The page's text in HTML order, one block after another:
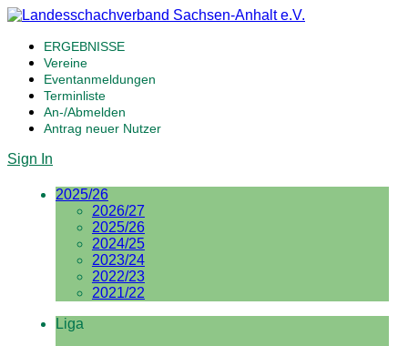
ERGEBNISSE
Vereine
Eventanmeldungen
Terminliste
An-/Abmelden
Antrag neuer Nutzer
Sign In
2025/26
2026/27
2025/26
2024/25
2023/24
2022/23
2021/22
Liga